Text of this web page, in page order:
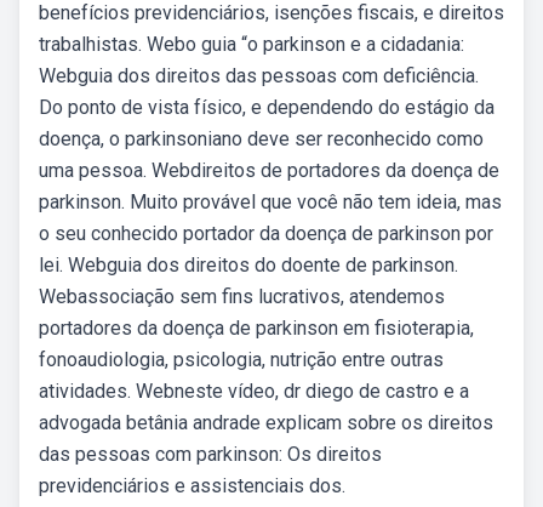
benefícios previdenciários, isenções fiscais, e direitos
trabalhistas. Webo guia “o parkinson e a cidadania:
Webguia dos direitos das pessoas com deficiência.
Do ponto de vista físico, e dependendo do estágio da
doença, o parkinsoniano deve ser reconhecido como
uma pessoa. Webdireitos de portadores da doença de
parkinson. Muito provável que você não tem ideia, mas
o seu conhecido portador da doença de parkinson por
lei. Webguia dos direitos do doente de parkinson.
Webassociação sem fins lucrativos, atendemos
portadores da doença de parkinson em fisioterapia,
fonoaudiologia, psicologia, nutrição entre outras
atividades. Webneste vídeo, dr diego de castro e a
advogada betânia andrade explicam sobre os direitos
das pessoas com parkinson: Os direitos
previdenciários e assistenciais dos.